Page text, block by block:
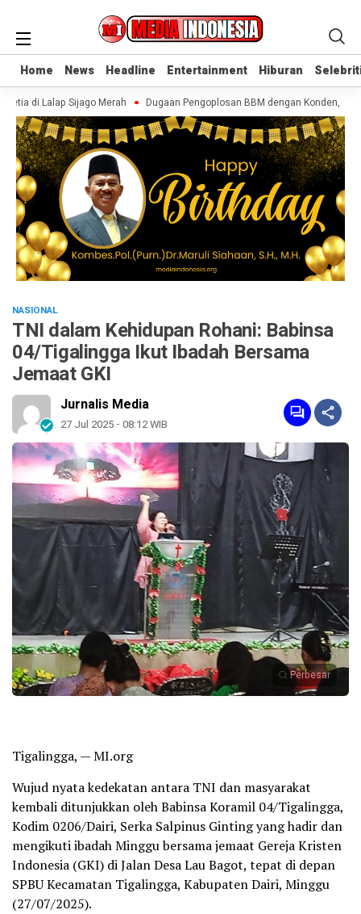
Home News Headline Entertainment Hiburan
Home News Headline Entertainment Hiburan
di Lalap Sijago Merah Dugaan Pengoplosan BBM dengan Konden, AR
NASIONAL
TNI dalam Kehidupan Rohani: Babinsa
04/Tigalingga Ikut Ibadah Bersama
Jemaat GKI
Jurnalis Media
27 Jul 2025 - 08:12 WIB
Perbesar
Tigalingga, — MI.org
Wujud nyata kedekatan antara TNI dan masyarakat
kembali ditunjukkan oleh Babinsa Koramil 04/Tigalingga,
Kodim 0206/Dairi, Serka Salpinus Ginting yang hadir dan
mengikuti ibadah Minggu bersama jemaat Gereja Kristen
Indonesia (GKI) di Jalan Desa Lau Bagot, tepat di depan
SPBU Kecamatan Tigalingga, Kabupaten Dairi, Minggu
(27/07/2025).